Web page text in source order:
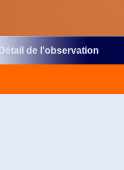
Détail de l'observation